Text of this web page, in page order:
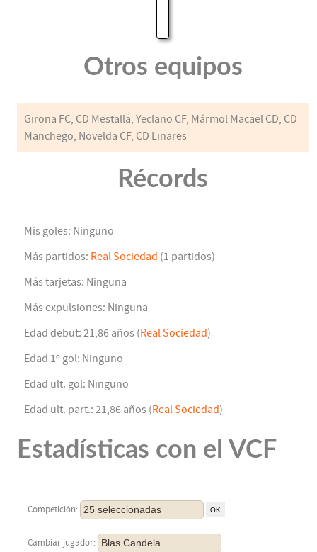
Otros equipos
Girona FC, CD Mestalla, Yeclano CF, Mármol Macael CD, CD
Manchego, Novelda CF, CD Linares
Récords
Mís goles: Ninguno
Más partidos: Real Sociedad (1 partidos)
Más tarjetas: Ninguna
Más expulsiones: Ninguna
Edad debut: 21,86 años (Real Sociedad)
Edad 1º gol: Ninguno
Edad ult. gol: Ninguno
Edad ult. part.: 21,86 años (Real Sociedad)
Estadísticas con el VCF
Competición: 25 seleccionadas
Cambiar jugador: Blas Candela